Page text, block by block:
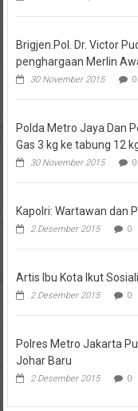
Brigjen.Pol. Dr. Victor
penghargaan Merlin
30 November 2015 0
Polda Metro Jaya Dan
Gas 3 kg ke tabung 12
30 November 2015 0
Kapolri: Wartawan dan
2 Desember 2015 0
Artis Ibu Kota Ikut
2 Desember 2015 0
Polres Metro Jakarta
Johar Baru
2 Desember 2015 0